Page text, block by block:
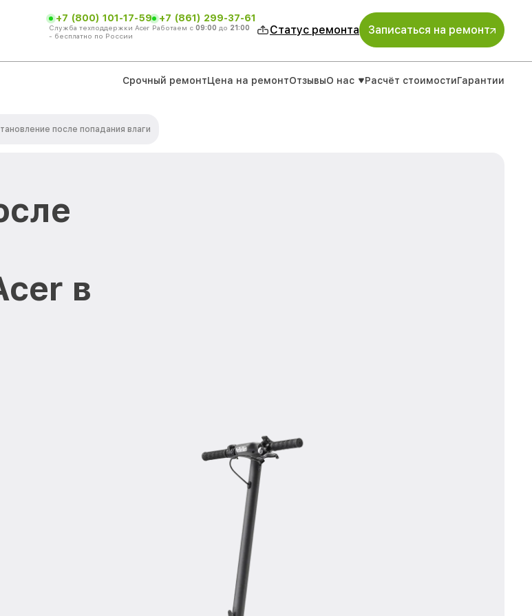
+7 (800) 101-17-59
Служба техподдержки Acer
- бесплатно по России
+7 (861) 299-37-61
Работаем с 09:00 до 21:00 Статус ремонта Записаться на ремонт
Срочный ремонтЦена на ремонтОтзывыО нас Расчёт стоимостиГарантии
после попадания влаги
в